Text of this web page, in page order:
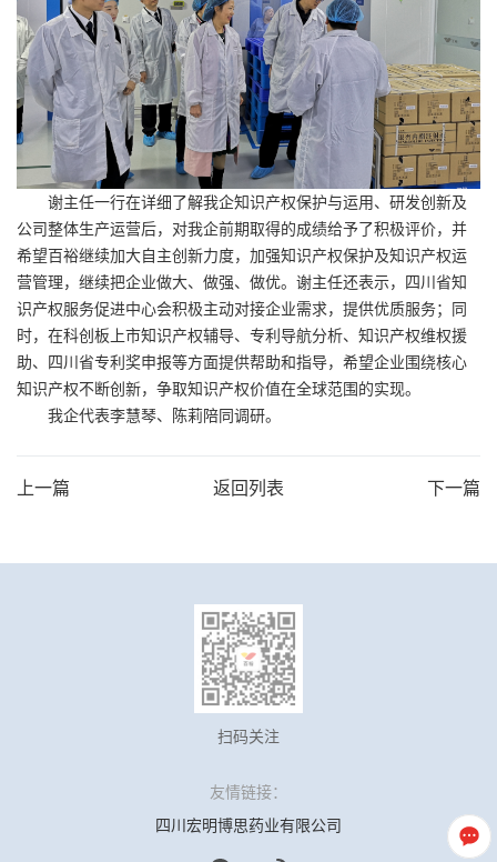
谢主任一行在详细了解我企知识产权保护与运用、研发创新及
公司整体生产运营后，对我企前期取得的成绩给予了积极评价，并
希望百裕继续加大自主创新力度，加强知识产权保护及知识产权运
营管理，继续把企业做大、做强、做优。谢主任还表示，四川省知
识产权服务促进中心会积极主动对接企业需求，提供优质服务；同
时，在科创板上市知识产权辅导、专利导航分析、知识产权维权援
助、四川省专利奖申报等方面提供帮助和指导，希望企业围绕核心
知识产权不断创新，争取知识产权价值在全球范围的实现。
我企代表李慧琴、陈莉陪同调研。
上一篇 返回列表 下一篇
扫码关注
友情链接：
四川宏明博思药业有限公司